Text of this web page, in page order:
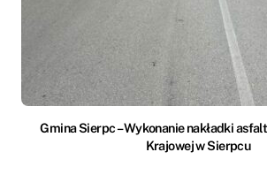
Gmina Sierpc – Wykonanie nakładki
Krajowej w Sierpcu